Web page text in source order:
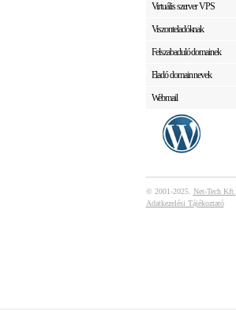
Virtuális szerver VPS
Viszonteladóknak
Felszabaduló domainek
Eladó domain nevek
Webmail
© 2001-2025. Net-Tech Kft.
Adatkezelési Tájékoztató